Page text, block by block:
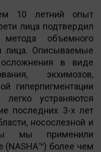
10 летний опыт
лица подтвердил
объемного
лица. Описываемые
в виде
экхимозов,
гиперпигментации
устраняются
последних 3-х лет
носослезной и
мы применили
(NASHA™) более чем